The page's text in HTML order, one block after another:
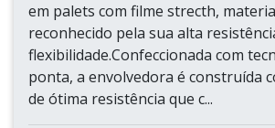
em palets com filme strecth,
reconhecido pela sua alta
flexibilidade.Confeccionada com
ponta, a envolvedora é construída
de ótima resistência que c...